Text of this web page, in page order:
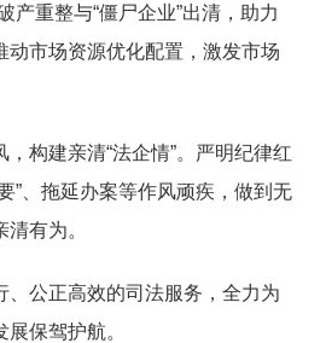
产重整与“僵尸企业”出清，助力
动市场资源优化配置，激发市场
，构建亲清“法企情”。严明纪律红
”、拖延办案等作风顽疾，做到无
有为。
、公正高效的司法服务，全力为
保驾护航。